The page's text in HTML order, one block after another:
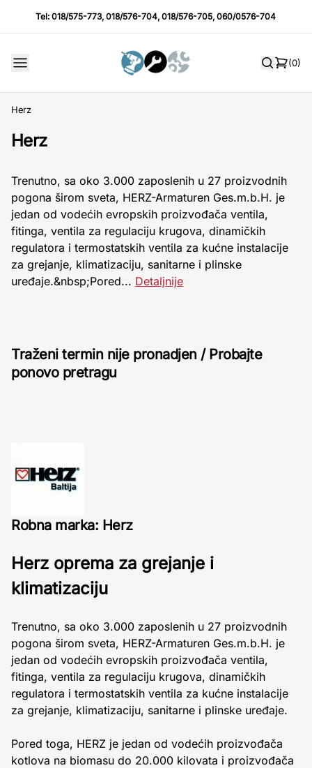
Tel:018/575-773,018/576-704,018/576-705,060/0576-704
(0)
Herz
Herz
Trenutno, sa oko 3.000 zaposlenih u 27 proizvodnih
pogona širom sveta, HERZ-Armaturen Ges.m.b.H. je
jedan od vodećih evropskih proizvođača ventila,
fitinga, ventila za regulaciju krugova, dinamičkih
regulatora i termostatskih ventila za kućne instalacije
za grejanje, klimatizaciju, sanitarne i plinske
uređaje.&nbsp;Pored... Detaljnije
Traženi termin nije pronadjen / Probajte
ponovo pretragu
Robna marka: Herz
Herz oprema za grejanje i
klimatizaciju
Trenutno, sa oko 3.000 zaposlenih u 27 proizvodnih
pogona širom sveta, HERZ-Armaturen Ges.m.b.H. je
jedan od vodećih evropskih proizvođača ventila,
fitinga, ventila za regulaciju krugova, dinamičkih
regulatora i termostatskih ventila za kućne instalacije
za grejanje, klimatizaciju, sanitarne i plinske uređaje.
Pored toga, HERZ je jedan od vodećih proizvođača
kotlova na biomasu do 20.000 kilovata i proizvođača